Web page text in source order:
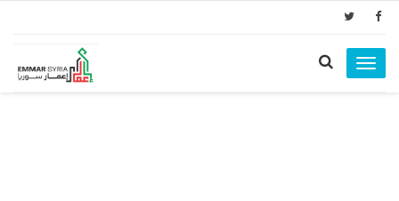
Toggle
navigation